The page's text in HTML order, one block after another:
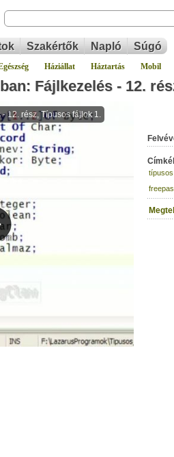
Szakértők Napló Súgó
Háziállat Háztartás Mobil
Fájlkezelés - 12.
típusos